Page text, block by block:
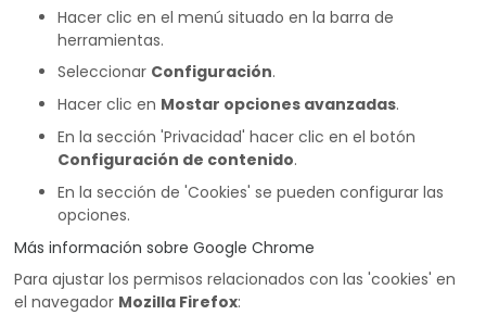
Hacer clic en el menú situado en la barra de
herramientas.
Seleccionar Configuración.
Hacer clic en Mostar opciones avanzadas.
En la sección 'Privacidad' hacer clic en el botón
Configuración de contenido.
En la sección de 'Cookies' se pueden configurar las
opciones.
Más información sobre Google Chrome
Para ajustar los permisos relacionados con las 'cookies' en
el navegador Mozilla Firefox: